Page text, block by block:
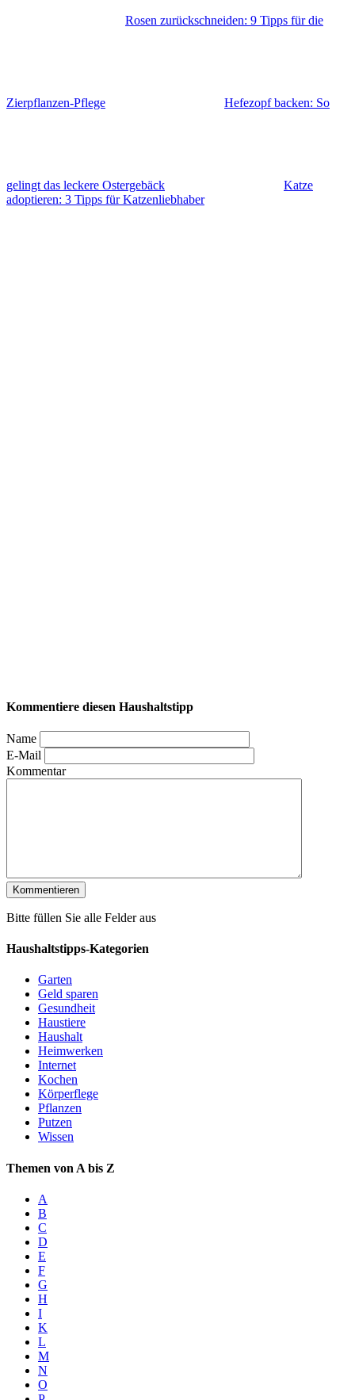
Rosen zurückschneiden: 9 Tipps für die
Zierpflanzen-Pflege Hefezopf backen: So
gelingt das leckere Ostergebäck
Katze
adoptieren: 3 Tipps für Katzenliebhaber
Kommentiere diesen Haushaltstipp
Name
E-Mail
Kommentar
Bitte füllen Sie alle Felder aus
Haushaltstipps-Kategorien
Garten
Geld sparen
Gesundheit
Haustiere
Haushalt
Heimwerken
Internet
Kochen
Körperflege
Pflanzen
Putzen
Wissen
Themen von A bis Z
A
B
C
D
E
F
G
H
I
K
L
M
N
O